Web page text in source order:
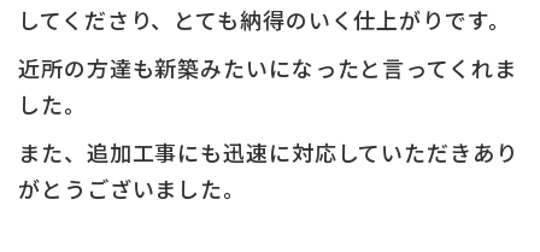
してくださり、とても納得のいく仕上がりです。
近所の方達も新築みたいになったと言ってくれま
した。
また、追加工事にも迅速に対応していただきあり
がとうございました。